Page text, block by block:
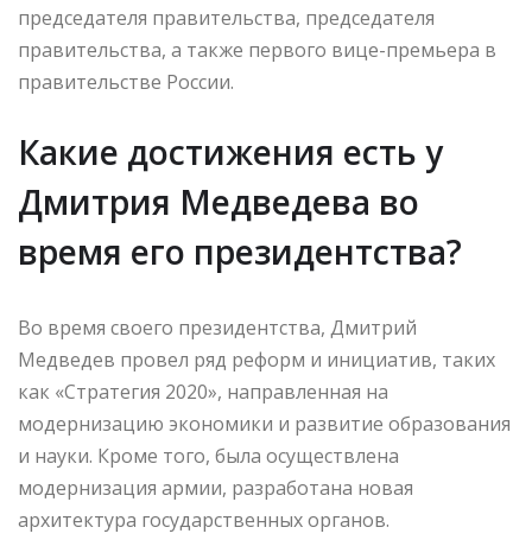
председателя правительства, председателя
правительства, а также первого вице-премьера в
правительстве России.
Какие достижения есть у
Дмитрия Медведева во
время его президентства?
Во время своего президентства, Дмитрий
Медведев провел ряд реформ и инициатив, таких
как «Стратегия 2020», направленная на
модернизацию экономики и развитие образования
и науки. Кроме того, была осуществлена
модернизация армии, разработана новая
архитектура государственных органов.